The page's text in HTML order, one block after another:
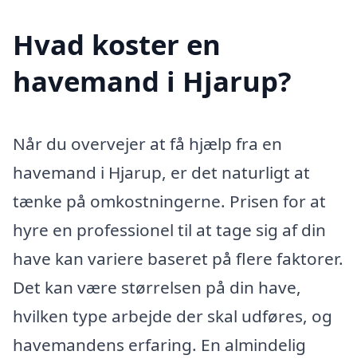
Hvad koster en
havemand i Hjarup?
Når du overvejer at få hjælp fra en
havemand i Hjarup, er det naturligt at
tænke på omkostningerne. Prisen for at
hyre en professionel til at tage sig af din
have kan variere baseret på flere faktorer.
Det kan være størrelsen på din have,
hvilken type arbejde der skal udføres, og
havemandens erfaring. En almindelig